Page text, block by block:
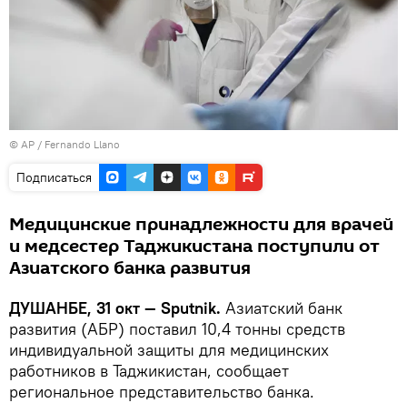
© AP / Fernando Llano
Подписаться
Медицинские принадлежности для врачей
и медсестер Таджикистана поступили от
Азиатского банка развития
ДУШАНБЕ, 31 окт — Sputnik. Азиатский банк
развития (АБР) поставил 10,4 тонны средств
индивидуальной защиты для медицинских
работников в Таджикистан, сообщает
региональное представительство банка.